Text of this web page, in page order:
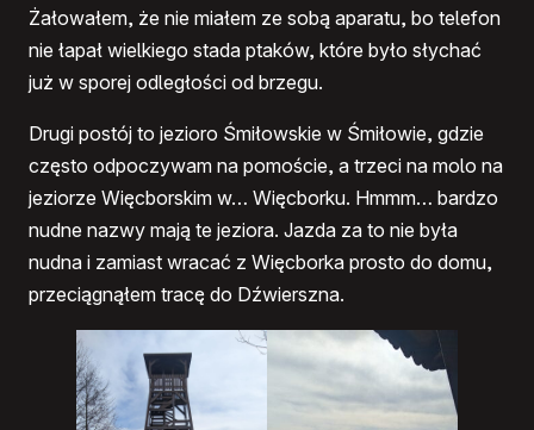
Żałowałem, że nie miałem ze sobą aparatu, bo telefon
nie łapał wielkiego stada ptaków, które było słychać
już w sporej odległości od brzegu.
Drugi postój to jezioro Śmiłowskie w Śmiłowie, gdzie
często odpoczywam na pomoście, a trzeci na molo na
jeziorze Więcborskim w… Więcborku. Hmmm… bardzo
nudne nazwy mają te jeziora. Jazda za to nie była
nudna i zamiast wracać z Więcborka prosto do domu,
przeciągnąłem tracę do Dźwierszna.